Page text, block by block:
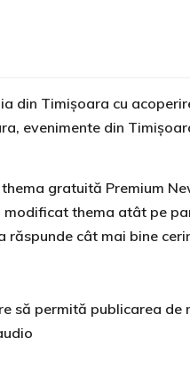
din Timişoara cu
evenimente din
gratuită Premium
modificat thema atât pe
cât mai bine
să permită publicarea de